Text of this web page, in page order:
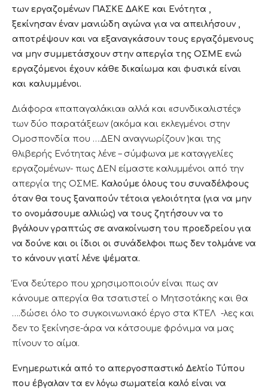
των εργαζομένων ΠΑΣΚΕ ΔΑΚΕ και Ενότητα ,
ξεκίνησαν έναν μανιώδη αγώνα για να απειλήσουν ,
αποτρέψουν και να εξαναγκάσουν τους εργαζόμενους
να μην συμμετάσχουν στην απεργία της ΟΣΜΕ ενώ
εργαζόμενοι έχουν κάθε δικαίωμα και φυσικά είναι
και καλυμμένοι.
Διάφορα «παπαγαλάκια» αλλά και «συνδικαλιστές»
των δύο παρατάξεων (ακόμα και εκλεγμένοι στην
Ομοσπονδία που ….ΔΕΝ αναγνωρίζουν )και της
θλιβερής Ενότητας λένε – σύμφωνα με καταγγελίες
εργαζομένων- πως ΔΕΝ είμαστε καλυμμένοι από την
απεργία της ΟΣΜΕ. Καλούμε όλους του συναδέλφους
όταν θα τους ξαναπούν τέτοια γελοιότητα (για να μην
το ονομάσουμε αλλιώς) να τους ζητήσουν να το
βγάλουν γραπτώς σε ανακοίνωση του προεδρείου για
να δούνε και οι ίδιοι οι συνάδελφοι πως δεν τολμάνε να
το κάνουν γιατί λένε ψέματα.
Ένα δεύτερο που χρησιμοποιούν είναι πως αν
κάνουμε απεργία θα τσατιστεί ο Μητσοτάκης και θα
….δώσει όλο το συγκοινωνιακό έργο στα ΚΤΕΛ -λες και
δεν το ξεκίνησε-άρα να κάτσουμε φρόνιμα να μας
πίνουν το αίμα.
Ενημερωτικά από το απεργοσπαστικό Δελτίο Τύπου
που έβγαλαν τα εν λόγω σωματεία καλό είναι να